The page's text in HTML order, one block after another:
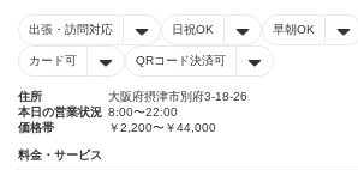
出張・訪問対応 日祝OK 早朝OK
カード可 QRコード決済可
住所
大阪府摂津市別府3-18-26
本日の営業状況 8:00〜22:00
価格帯
￥2,200〜￥44,000
料金・サービス